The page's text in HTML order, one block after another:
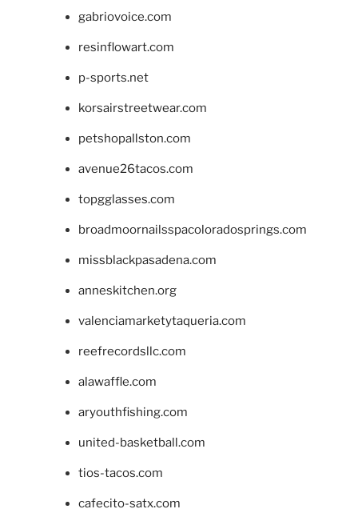
gabriovoice.com
resinflowart.com
p-sports.net
korsairstreetwear.com
petshopallston.com
avenue26tacos.com
topgglasses.com
broadmoornailsspacoloradosprings.com
missblackpasadena.com
anneskitchen.org
valenciamarketytaqueria.com
reefrecordsllc.com
alawaffle.com
aryouthfishing.com
united-basketball.com
tios-tacos.com
cafecito-satx.com